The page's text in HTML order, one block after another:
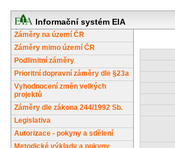
Informační systém EIA
Záměry na území ČR
Záměry mimo území ČR
Podlimitní záměry
Prioritní dopravní záměry dle §23a
Vyhodnocení změn velkých
projektů
Záměry dle zákona 244/1992 Sb.
Legislativa
Autorizace - pokyny a sdělení
Metodické výklady a pokyny